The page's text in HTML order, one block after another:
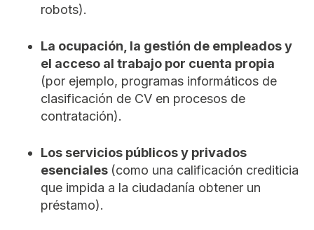
robots).
La ocupación, la gestión de empleados y
el acceso al trabajo por cuenta propia
(por ejemplo, programas informáticos de
clasificación de CV en procesos de
contratación).
Los servicios públicos y privados
esenciales (como una calificación crediticia
que impida a la ciudadanía obtener un
préstamo).